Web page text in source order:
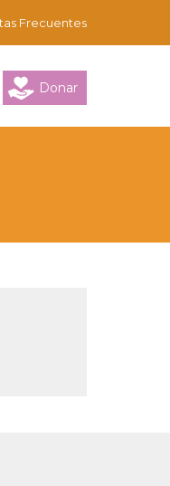
Frecuentes
Donar